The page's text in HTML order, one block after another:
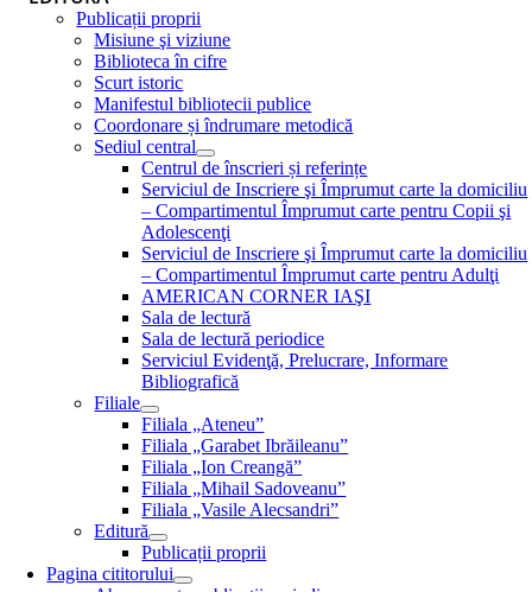
Publicații proprii
Misiune şi viziune
Biblioteca în cifre
Scurt istoric
Manifestul bibliotecii publice
Coordonare și îndrumare metodică
Sediul central
Centrul de înscrieri și referințe
Serviciul de Inscriere şi Împrumut carte la domiciliu
– Compartimentul Împrumut carte pentru Copii şi
Adolescenţi
Serviciul de Inscriere şi Împrumut carte la domiciliu
– Compartimentul Împrumut carte pentru Adulţi
AMERICAN CORNER IAŞI
Sala de lectură
Sala de lectură periodice
Serviciul Evidenţă, Prelucrare, Informare
Bibliografică
Filiale
Filiala „Ateneu”
Filiala „Garabet Ibrăileanu”
Filiala „Ion Creangă”
Filiala „Mihail Sadoveanu”
Filiala „Vasile Alecsandri”
Editură
Publicații proprii
Pagina cititorului